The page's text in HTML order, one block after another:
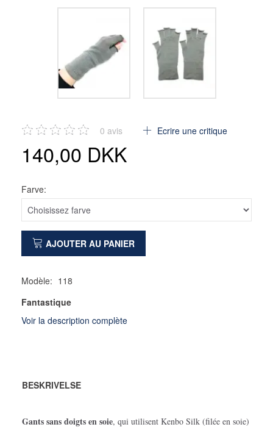
0 avis Ecrire une critique
140,00 DKK
Farve:
AJOUTER AU PANIER
Modèle: 118
Fantastique
Voir la description complète
BESKRIVELSE
Gants sans doigts en soie, qui utilisent Kenbo Silk (filée en soie)